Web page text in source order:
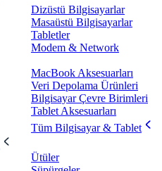
Dizüstü Bilgisayarlar
Masaüstü Bilgisayarlar
Tabletler
Modem & Network
MacBook Aksesuarları
Veri Depolama Ürünleri
Bilgisayar Çevre Birimleri
Tablet Aksesuarları
Tüm Bilgisayar & Tablet
Ütüler